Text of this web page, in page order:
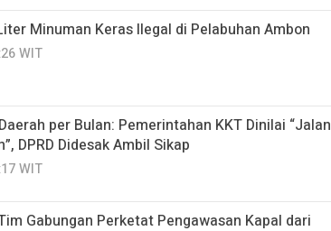
Minuman Keras Ilegal di Pelabuhan Ambon
WIT
per Bulan: Pemerintahan KKT Dinilai “Jalan
DPRD Didesak Ambil Sikap
WIT
Gabungan Perketat Pengawasan Kapal dari